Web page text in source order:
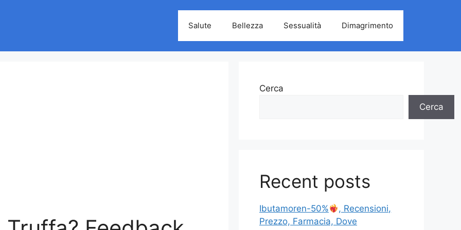
Salute Bellezza Sessualità Dimagrimento
Cerca
Cerca
Recent posts
Ibutamoren-50%
, Recensioni,
Prezzo, Farmacia, Dove